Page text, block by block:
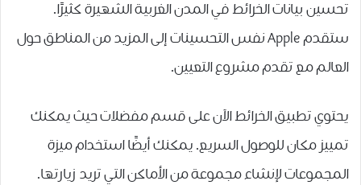
تحسين بيانات الخرائط في المدن الغربية الشهيرة كثيرًا.
ستقدم Apple نفس التحسينات إلى المزيد من المناطق حول
العالم مع تقدم مشروع التعيين.
يحتوي تطبيق الخرائط الآن على قسم مفضلات حيث يمكنك
تمييز مكان للوصول السريع. يمكنك أيضًا استخدام ميزة
المجموعات لإنشاء مجموعة من الأماكن التي تريد زيارتها.